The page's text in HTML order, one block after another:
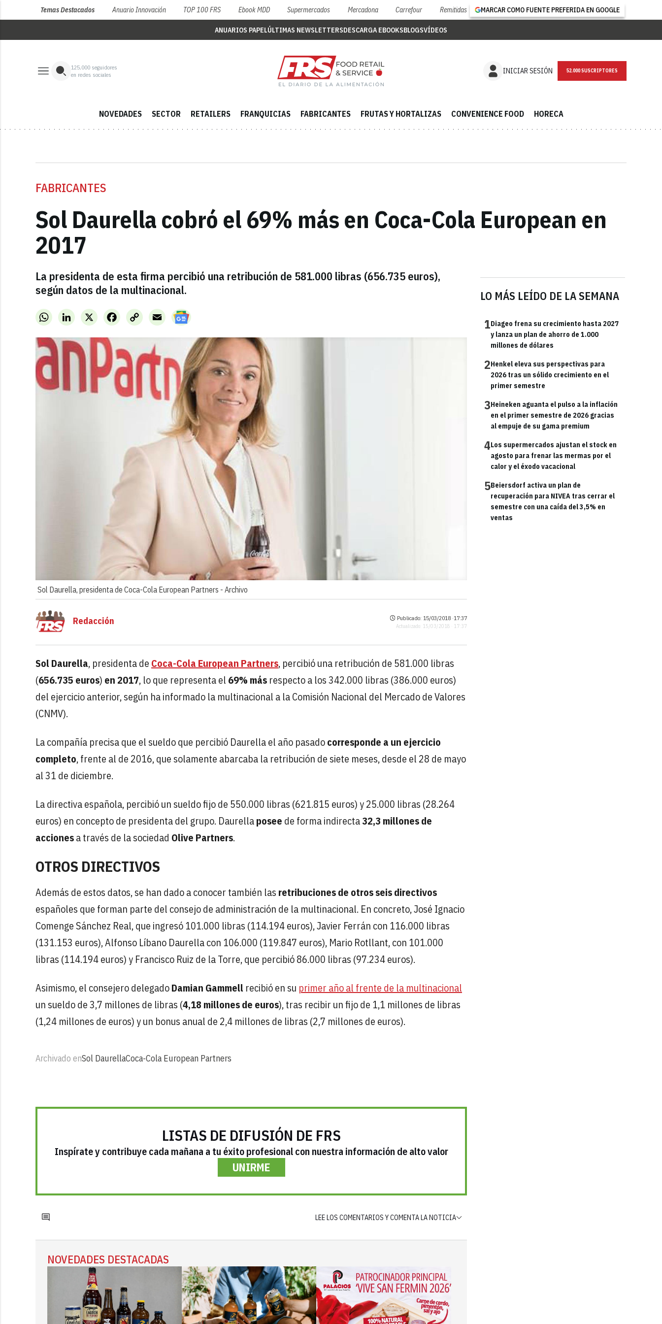
Temas Destacados Anuario Innovación TOP 100 FRS Ebook MDD Supermercados Mercadona Carrefour Remitidas MARCAR COMO FUENTE PREFERIDA EN GOOGLE
ANUARIOS PAPELÚLTIMAS NEWSLETTERSDESCARGA EBOOKSBLOGSVÍDEOS
125,000 seguidores
en redes sociales
INICIAR SESIÓN NEWSLETTER
NOVEDADES SECTOR RETAILERS FRANQUICIAS FABRICANTES FRUTAS Y HORTALIZAS CONVENIENCE FOOD HORECA
FABRICANTES
Sol Daurella cobró el 69% más en Coca-Cola European en
2017
La presidenta de esta firma percibió una retribución de 581.000 libras (656.735 euros),
según datos de la multinacional.
WhatsAppLinkedInX FacebookCopy
Link
Email
Sol Daurella, presidenta de Coca-Cola European Partners - Archivo
LO MÁS LEÍDO DE LA SEMANA
1Diageo frena su crecimiento hasta 2027
y lanza un plan de ahorro de 1.000
millones de dólares
2Henkel eleva sus perspectivas para
2026 tras un sólido crecimiento en el
primer semestre
3Heineken aguanta el pulso a la inflación
en el primer semestre de 2026 gracias
al empuje de su gama premium
4Los supermercados ajustan el stock en
agosto para frenar las mermas por el
calor y el éxodo vacacional
5Beiersdorf activa un plan de
recuperación para NIVEA tras cerrar el
semestre con una caída del 3,5% en
ventas
Redacción Publicado: 15/03/2018 ·17:37
Actualizado: 15/03/2018 · 17:37
Sol Daurella, presidenta de Coca-Cola European Partners, percibió una retribución de 581.000 libras
(656.735 euros) en 2017, lo que representa el 69% más respecto a los 342.000 libras (386.000 euros)
del ejercicio anterior, según ha informado la multinacional a la Comisión Nacional del Mercado de Valores
(CNMV).
La compañía precisa que el sueldo que percibió Daurella el año pasadocorresponde a un ejercicio
completo, frente al de 2016, que solamente abarcaba la retribución de siete meses, desde el 28 de mayo
al 31 de diciembre.
La directiva española, percibió un sueldo fijo de 550.000 libras (621.815 euros) y 25.000 libras (28.264
euros) en concepto de presidenta del grupo. Daurellaposee de forma indirecta32,3 millones de
accionesa través de la sociedad Olive Partners.
OTROS DIRECTIVOS
Además de estos datos, se han dado a conocer también las retribuciones de otros seis directivos
españoles que forman parte del consejo de administración de la multinacional. En concreto, José Ignacio
Comenge Sánchez Real, que ingresó 101.000 libras (114.194 euros), Javier Ferrán con 116.000 libras
(131.153 euros), Alfonso Líbano Daurella con 106.000 (119.847 euros), Mario Rotllant, con 101.000
libras (114.194 euros) y Francisco Ruiz de la Torre, que percibió 86.000 libras (97.234 euros).
Asimismo, el consejero delegadoDamian Gammell recibió en su primer año al frente de la multinacional
un sueldo de 3,7 millones de libras (4,18 millones de euros), tras recibir un fijo de 1,1 millones de libras
(1,24 millones de euros) y un bonus anual de 2,4 millones de libras (2,7 millones de euros).
Archivado enSol DaurellaCoca-Cola European Partners
LISTAS DE DIFUSIÓN DE FRS
Inspírate y contribuye cada mañana a tu éxito profesional con nuestra información de alto valor
UNIRME
LEE LOS COMENTARIOS Y COMENTA LA NOTICIA
NOVEDADES DESTACADAS